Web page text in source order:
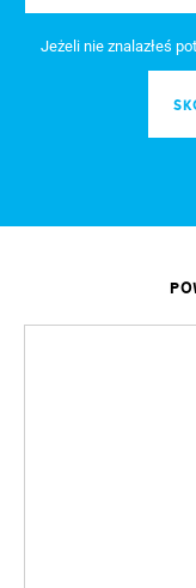
Jeżeli nie znalazłeś